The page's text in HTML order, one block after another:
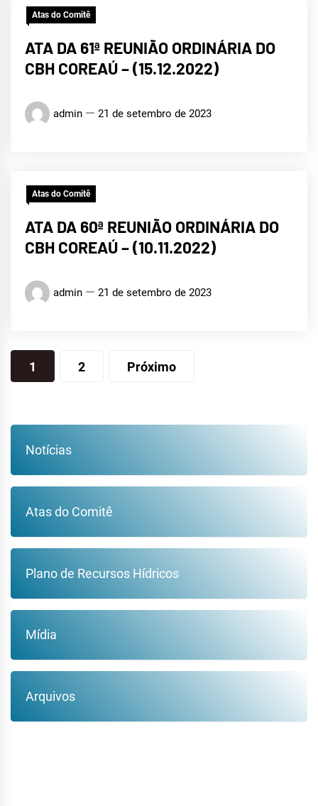
Atas do Comitê
ATA DA 61ª REUNIÃO ORDINÁRIA DO
CBH COREAÚ – (15.12.2022)
admin 21 de setembro de 2023
Atas do Comitê
ATA DA 60ª REUNIÃO ORDINÁRIA DO
CBH COREAÚ – (10.11.2022)
admin 21 de setembro de 2023
Paginação
de
1 2 Próximo
Notícias
Atas do Comitê
Plano de Recursos Hídricos
Mídia
Arquivos